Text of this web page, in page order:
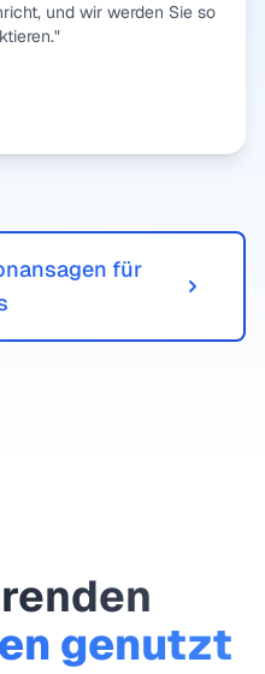
und wir werden Sie so
für
genutzt